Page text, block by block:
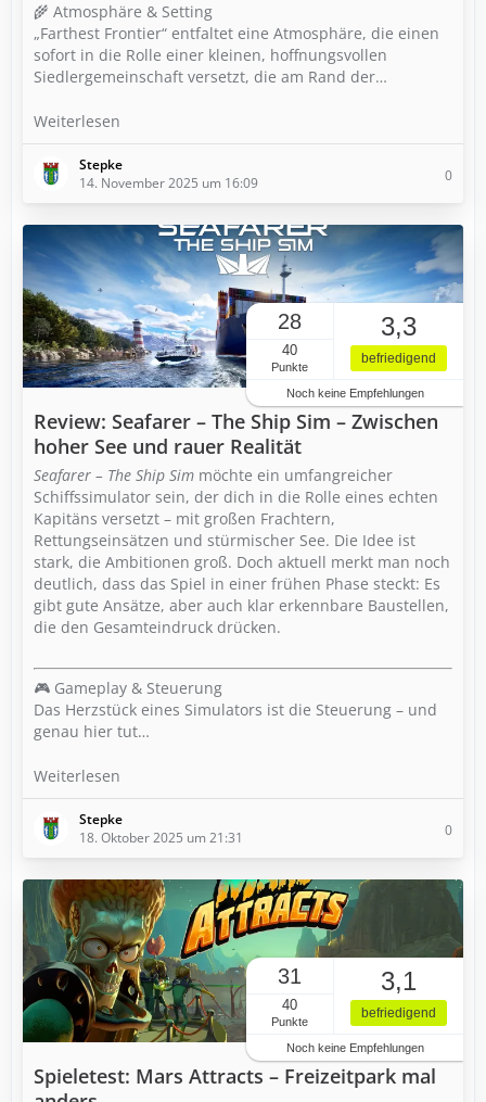
🌾 Atmosphäre & Setting
„Farthest Frontier“ entfaltet eine Atmosphäre, die einen
sofort in die Rolle einer kleinen, hoffnungsvollen
Siedlergemeinschaft versetzt, die am Rand der…
Weiterlesen
Stepke
14. November 2025 um 16:09
0
28
40
Punkte
3,3
befriedigend
Noch keine Empfehlungen
Review: Seafarer – The Ship Sim – Zwischen
hoher See und rauer Realität
Seafarer – The Ship Sim möchte ein umfangreicher
Schiffssimulator sein, der dich in die Rolle eines echten
Kapitäns versetzt – mit großen Frachtern,
Rettungseinsätzen und stürmischer See. Die Idee ist
stark, die Ambitionen groß. Doch aktuell merkt man noch
deutlich, dass das Spiel in einer frühen Phase steckt: Es
gibt gute Ansätze, aber auch klar erkennbare Baustellen,
die den Gesamteindruck drücken.
🎮 Gameplay & Steuerung
Das Herzstück eines Simulators ist die Steuerung – und
genau hier tut…
Weiterlesen
Stepke
18. Oktober 2025 um 21:31
0
31
40
Punkte
3,1
befriedigend
Noch keine Empfehlungen
Spieletest: Mars Attracts – Freizeitpark mal